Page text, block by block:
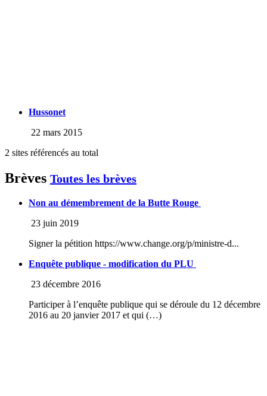
Hussonet
22 mars 2015
2 sites référencés au total
Brèves Toutes les brèves
Non au démembrement de la Butte Rouge
23 juin 2019
Signer la pétition https://www.change.org/p/ministre-d...
Enquête publique - modification du PLU
23 décembre 2016
Participer à l’enquête publique qui se déroule du 12 décembre
2016 au 20 janvier 2017 et qui (…)